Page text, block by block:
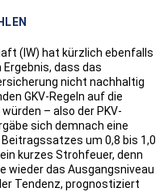
(IW) hat kürzlich ebenfalls
dass das
nicht nachhaltig
GKV-Regeln auf die
– also der PKV-
sich demnach eine
um 0,8 bis 1,0
kurzes Strohfeuer, denn
wieder das Ausgangsniveau
Tendenz, prognostiziert